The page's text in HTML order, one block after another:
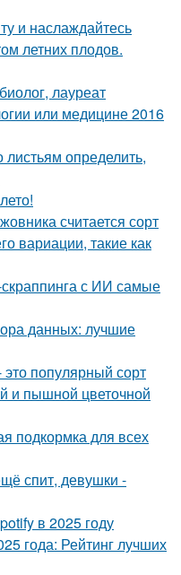
и наслаждайтесь
летних плодов.
лауреат
или медицине 2016
определить,
считается сорт
вариации, такие как
с ИИ самые
данных: лучшие
это популярный сорт
и пышной цветочной
подкормка для всех
спит, девушки -
в 2025 году
года: Рейтинг лучших